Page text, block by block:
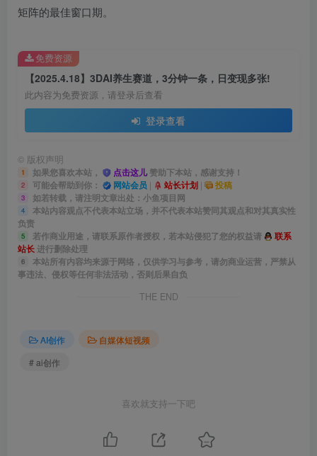
矩阵的最佳窗口期。
【2025.4.18】3DAI养生赛道，3分钟一条，日变现多张!
此内容为免费资源，请登录后查看
登录查看
免费资源
© 版权声明
1 如果您喜欢本站， 点击这儿赞助下本站，感谢支持！
2 可能会帮助到你： 网站会员 | 站长计划 | 投稿
3 如若转载，请注明文章出处：小鱼项目网
4
本站内容观点不代表本站立场，并不代表本站赞同其观点和对其真实性
负责
5 若作商业用途，请联系原作者授权，若本站侵犯了您的权益请
联系
站长进行删除处理
6
本站所有内容均来源于网络，仅供学习与参考，请勿商业运营，严禁从
事违法、侵权等任何非法活动，否则后果自负
THE END
AI创作
自媒体短视频
# ai创作
喜欢就支持一下吧